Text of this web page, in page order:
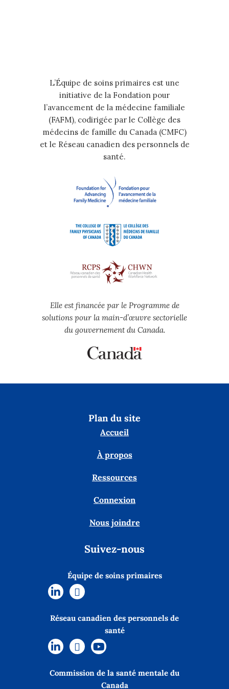
L’Équipe de soins primaires est une
initiative de la Fondation pour
l’avancement de la médecine familiale
(FAFM), codirigée par le Collège des
médecins de famille du Canada (CMFC)
et le Réseau canadien des personnels de
santé.
Elle est financée par le Programme de
solutions pour la main-d’œuvre sectorielle
du gouvernement du Canada.
Plan du site
Accueil
À propos
Ressources
Connexion
Nous joindre
Suivez-nous
Équipe de soins primaires
Réseau canadien des personnels de
santé
Commission de la santé mentale du
Canada